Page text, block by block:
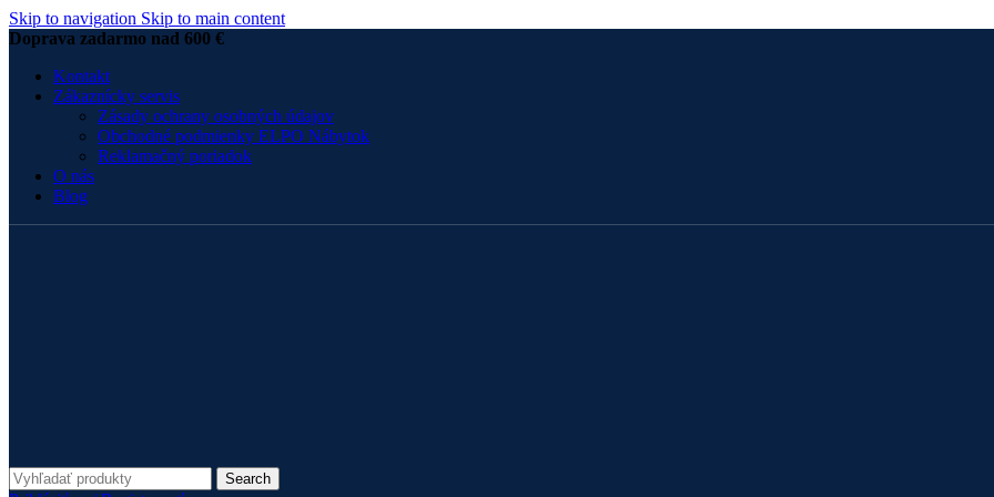
Skip to navigation Skip to main content
Doprava zadarmo nad 600 €
Kontakt
Zákaznícky servis
Zásady ochrany osobných údajov
Obchodné podmienky ELPO Nábytok
Reklamačný poriadok
O nás
Blog
Search